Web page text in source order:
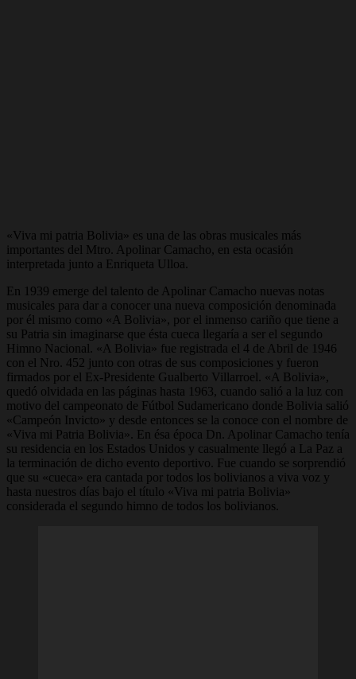
«Viva mi patria Bolivia» es una de las obras musicales más
importantes del Mtro. Apolinar Camacho, en esta ocasión
interpretada junto a Enriqueta Ulloa.
En 1939 emerge del talento de Apolinar Camacho nuevas notas
musicales para dar a conocer una nueva composición denominada
por él mismo como «A Bolivia», por el inmenso cariño que tiene a
su Patria sin imaginarse que ésta cueca llegaría a ser el segundo
Himno Nacional. «A Bolivia» fue registrada el 4 de Abril de 1946
con el Nro. 452 junto con otras de sus composiciones y fueron
firmados por el Ex-Presidente Gualberto Villarroel. «A Bolivia»,
quedó olvidada en las páginas hasta 1963, cuando salió a la luz con
motivo del campeonato de Fútbol Sudamericano donde Bolivia salió
«Campeón Invicto» y desde entonces se la conoce con el nombre de
«Viva mi Patria Bolivia». En ésa época Dn. Apolinar Camacho tenía
su residencia en los Estados Unidos y casualmente llegó a La Paz a
la terminación de dicho evento deportivo. Fue cuando se sorprendió
que su «cueca» era cantada por todos los bolivianos a viva voz y
hasta nuestros días bajo el título «Viva mi patria Bolivia»
considerada el segundo himno de todos los bolivianos.